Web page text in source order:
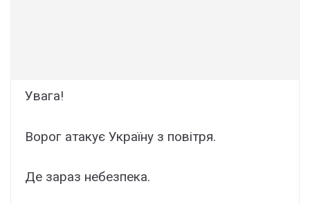
Увага!
Ворог атакує Україну з повітря.
Де зараз небезпека.